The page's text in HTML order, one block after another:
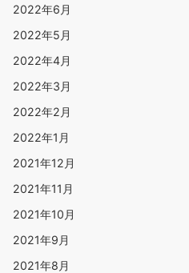
2022年6月
2022年5月
2022年4月
2022年3月
2022年2月
2022年1月
2021年12月
2021年11月
2021年10月
2021年9月
2021年8月